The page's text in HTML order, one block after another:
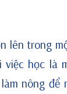
lên trong
học là
nông để